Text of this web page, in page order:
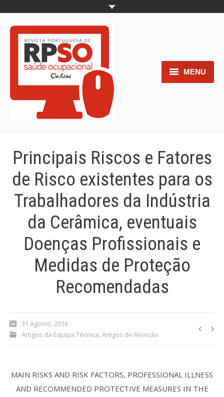
MENU
Home
Normas para os autores
Documentos necessários à
submissão
Processo de submissão
Submeta aqui
Formação Profissional
Bolsa de emprego (oferta/
Sugestões para os Leitores
Congressos
Principais Riscos e Fatores
de Risco existentes para os
Trabalhadores da Indústria
da Cerâmica, eventuais
Doenças Profissionais e
Medidas de Proteção
Recomendadas
31 Agosto, 2016
Artigos da Equipa Técnica,Artigos de Revisão
MAIN RISKS AND RISK FACTORS, PROFESSIONAL ILLNESS
AND RECOMMENDED PROTECTIVE MEASURES IN THE